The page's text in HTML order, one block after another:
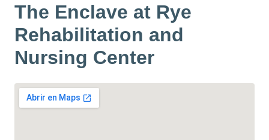
The Enclave at Rye
Rehabilitation and
Nursing Center